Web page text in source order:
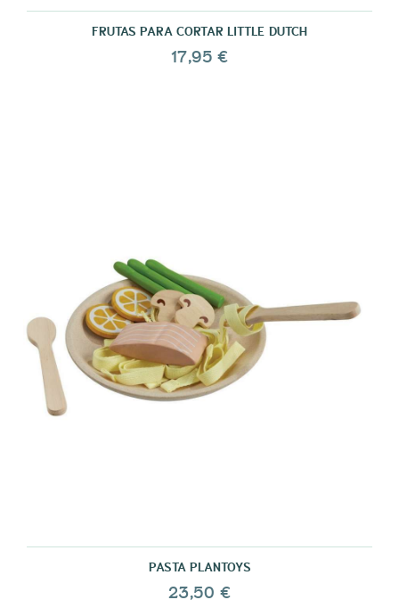
FRUTAS PARA CORTAR LITTLE DUTCH
17,95 €
PASTA PLANTOYS
23,50 €